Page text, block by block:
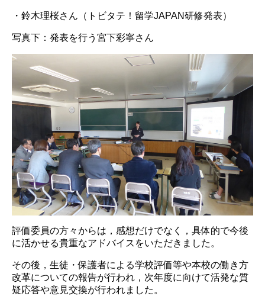
・鈴木理桜さん（トビタテ！留学JAPAN研修発表）
写真下：発表を行う宮下彩寧さん
評価委員の方々からは，感想だけでなく，具体的で今後
に活かせる貴重なアドバイスをいただきました。
その後，生徒・保護者による学校評価等や本校の働き方
改革についての報告が行われ，次年度に向けて活発な質
疑応答や意見交換が行われました。